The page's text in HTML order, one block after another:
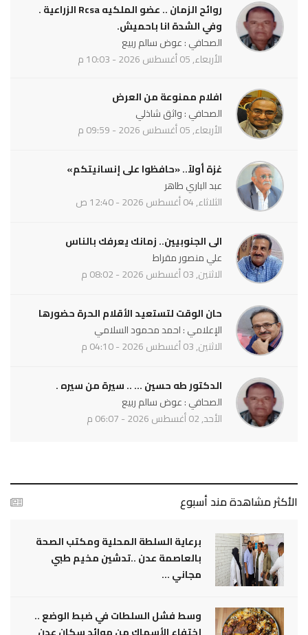
روائح الزمان .. عضو الملكيه Rcsa الزراعية .
وفي الشدة انا باحميش.
الصحافي : عوض سالم ربيع
الأربعاء, 05 أغسطس 2026 - 10:03 م
افلام ممنوعة من العرض
الصحافي : واثق شاذلي
الأربعاء, 05 أغسطس 2026 - 09:59 م
غزة أولاً.. «حافظوا على إنسانيتكم»
عبد الباري طاهر
الثلاثاء, 04 أغسطس 2026 - 12:40 ص
الى الجنوبيين.. زمانك يعرفك بالناس
علي منصور مقراط
الاثنين, 03 أغسطس 2026 - 08:02 م
حان الوقت لتستعيد الأقلام الحرة حضورها
الإعلامي : احمد محمود السلامي
الاثنين, 03 أغسطس 2026 - 04:10 م
الدكتور طه حسين ... .. سيرة من سيره .
الصحافي : عوض سالم ربيع
الأحد, 02 أغسطس 2026 - 06:07 م
الأكثر مشاهدة مند أسبوع
برعاية السلطة المحلية ومكتب الصحة
بالعاصمة عدن ..تدشين مخيم طبي
مجاني ...
وسط فشل السلطات في ضبط الوضع ..